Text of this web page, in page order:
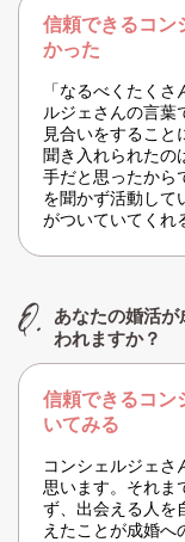
信頼できるコン
かった
「なるべくたく
ルジェさんの言葉
見合いをすること
聞き入れられたの
手だと思ったから
を聞かず活動して
がついていてくれ
あなたの婚活
われますか？
信頼できるコン
いてみる
コンシェルジェさ
思います。それま
ず、出会える人を
えたことが成婚へ